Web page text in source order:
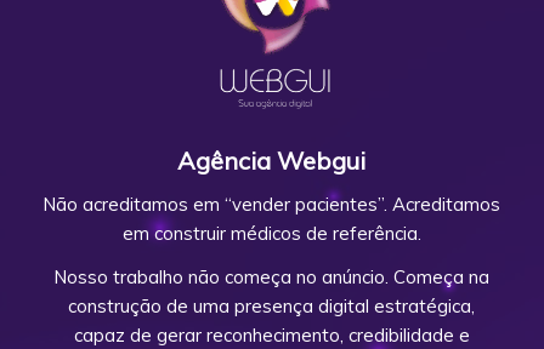
Agência Webgui
Não acreditamos em “vender pacientes”. Acreditamos
em construir médicos de referência.
Nosso trabalho não começa no anúncio. Começa na
construção de uma presença digital estratégica,
capaz de gerar reconhecimento, credibilidade e